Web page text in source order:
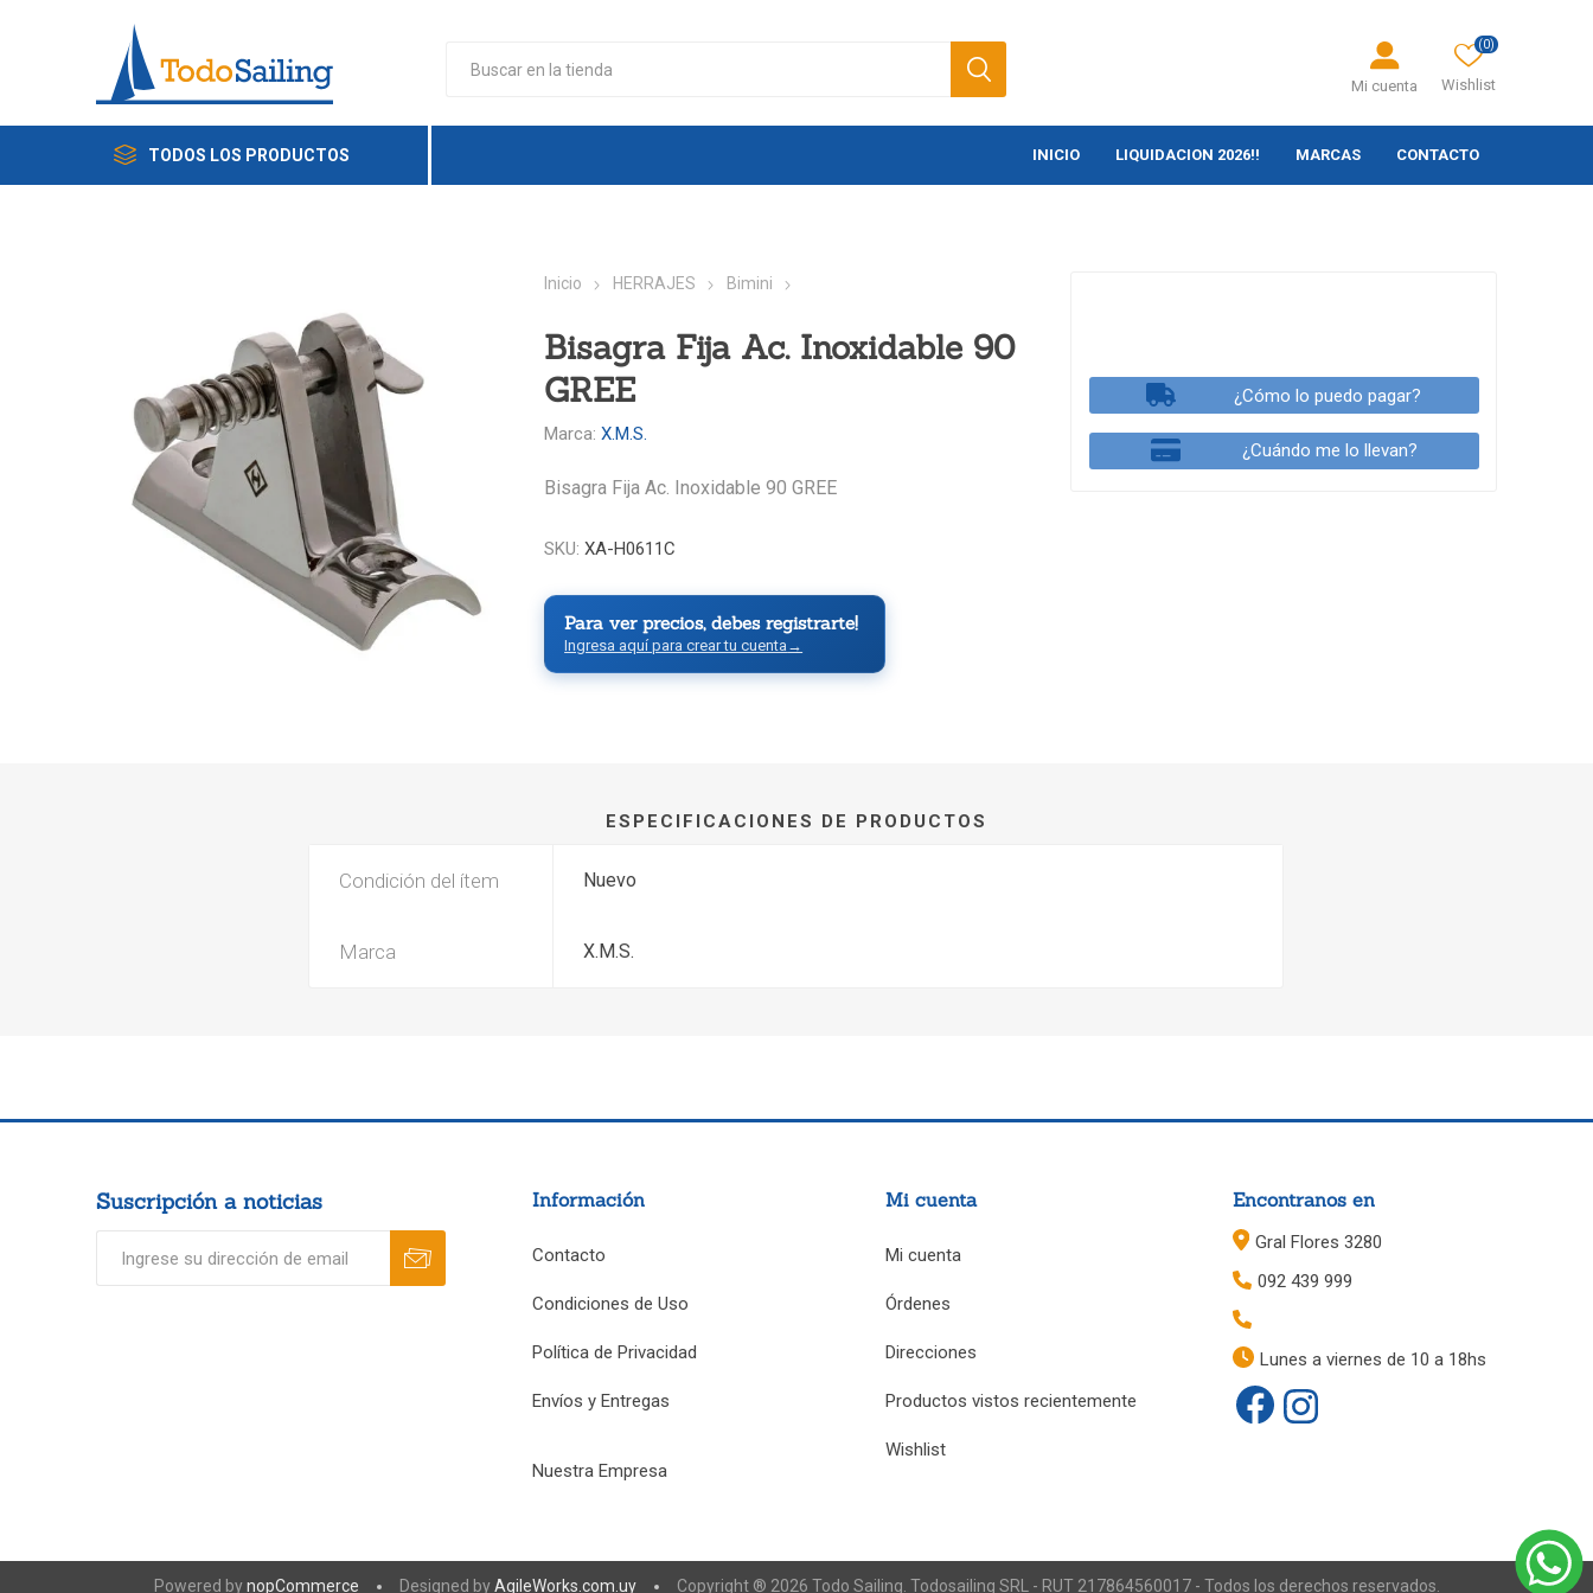
Mi cuenta Wishlist
(0)
TODOS LOS PRODUCTOS INICIO LIQUIDACION 2026!! MARCAS CONTACTO
Inicio HERRAJES Bimini
Bisagra Fija Ac. Inoxidable 90
GREE
Marca: X.M.S.
Bisagra Fija Ac. Inoxidable 90 GREE
SKU: XA-H0611C
Para ver precios, debes registrarte!
Ingresa aquí para crear tu cuenta →
¿Cómo lo puedo pagar?
¿Cuándo me lo llevan?
ESPECIFICACIONES DE PRODUCTOS
Condición del ítem Nuevo
Marca X.M.S.
Suscripción a noticias Información
Contacto
Condiciones de Uso
Política de Privacidad
Envíos y Entregas
Nuestra Empresa
Mi cuenta
Mi cuenta
Órdenes
Direcciones
Productos vistos recientemente
Wishlist
Encontranos en
Gral Flores 3280
092 439 999
Lunes a viernes de 10 a 18hs
Powered bynopCommerce Designed byAgileWorks.com.uy Copyright ® 2026 Todo Sailing. Todosailing SRL - RUT 217864560017 - Todos los derechos reservados.